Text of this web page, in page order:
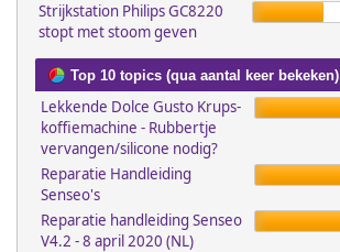
Strijkstation Philips GC8220
stopt met stoom geven
Top 10 topics (qua aantal keer bekeken)
Lekkende Dolce Gusto Krups-
koffiemachine - Rubbertje
vervangen/silicone nodig?
Reparatie Handleiding
Senseo's
Reparatie handleiding Senseo
V4.2 - 8 april 2020 (NL)